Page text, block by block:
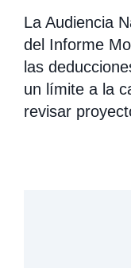
La Audiencia
del Informe
las
un límite a la
revisar